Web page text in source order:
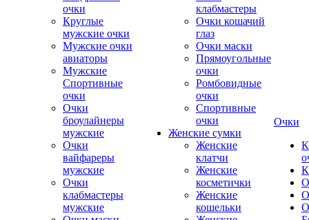
очки
Круглые
мужские очки
Мужские очки
авиаторы
Мужские
Спортивные
очки
Очки
броулайнеры
мужские
Очки
вайфареры
мужские
Очки
клабмастеры
мужские
клабмастеры
Очки кошачий
глаз
Очки маски
Прямоугольные
очки
Ромбовидные
очки
Спортивные
очки
Женские сумки
Женские
клатчи
Женские
косметички
Женские
кошельки
Очки